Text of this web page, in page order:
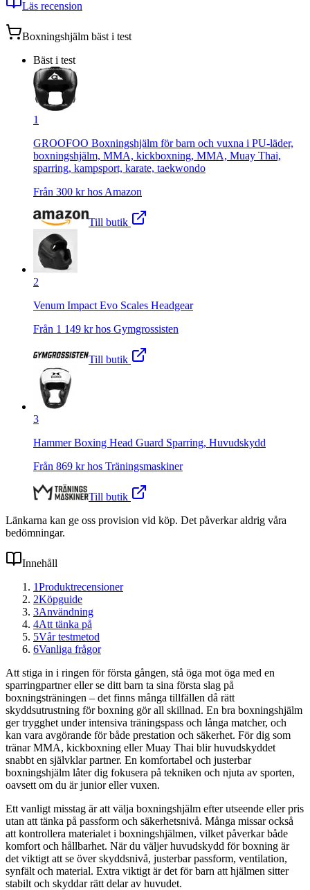
Läs recension
Boxningshjälm bäst i test
Bäst i test
1
GROOFOO Boxningshjälm för barn och vuxna i PU-läder,
boxningshjälm, MMA, kickboxning, MMA, Muay Thai,
sparring, kampsport, karate, taekwondo
Från 300 kr hos Amazon
Till butik
2
Venum Impact Evo Scales Headgear
Från 1 149 kr hos Gymgrossisten
Till butik
3
Hammer Boxing Head Guard Sparring, Huvudskydd
Från 869 kr hos Träningsmaskiner
Till butik
Länkarna kan ge oss provision vid köp. Det påverkar aldrig våra
bedömningar.
Innehåll
1Produktrecensioner
2Köpguide
3Användning
4Att tänka på
5Vår testmetod
6Vanliga frågor
Att stiga in i ringen för första gången, stå öga mot öga med en
sparringpartner eller se ditt barn ta sina första slag på
boxningsträningen – det finns många tillfällen då rätt
skyddsutrustning för boxning gör all skillnad. En bra boxningshjälm
ger trygghet under intensiva träningspass och långa matcher, och
kan vara avgörande för både prestation och säkerhet. För dig som
tränar MMA, kickboxning eller Muay Thai blir huvudskyddet
snabbt en självklar partner. En komfortabel och justerbar
boxningshjälm låter dig fokusera på tekniken och njuta av sporten,
oavsett om du är junior eller vuxen.
Ett vanligt misstag är att välja boxningshjälm efter utseende eller pris
utan att tänka på passform och säkerhetsnivå. Många missar också
att kontrollera materialet i boxningshjälmen, vilket påverkar både
komfort och hållbarhet. När du väljer huvudskydd för boxning är
det viktigt att se över skyddsnivå, justerbar passform, ventilation,
synfält och material. Extra viktigt är det för barn att hjälmen sitter
stabilt och skyddar rätt delar av huvudet.